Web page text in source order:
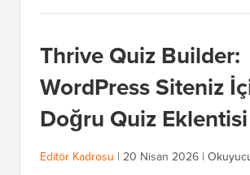
Thrive Quiz Builder:
WordPress Siteniz
Doğru Quiz
Editör Kadrosu | 20 Nisan 2026 |